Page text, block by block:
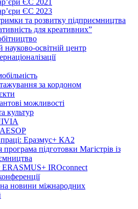
ЄС 2021
ЄС 2023
та розвитку підприємництва
для креативних”
освітній центр
за кордоном
можливості
культур
Еразмус+ КА2
програма підготовки Магістрів із
ERASMUS+ IROconnect
новини міжнародних